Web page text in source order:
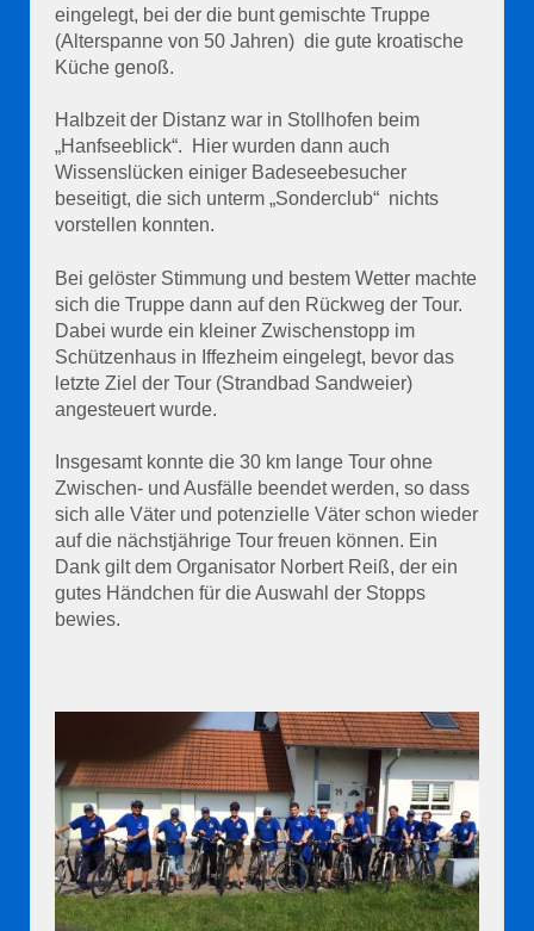
eingelegt, bei der die bunt gemischte Truppe
(Alterspanne von 50 Jahren) die gute kroatische
Küche genoß.
Halbzeit der Distanz war in Stollhofen beim
„Hanfseeblick“. Hier wurden dann auch
Wissenslücken einiger Badeseebesucher
beseitigt, die sich unterm „Sonderclub“ nichts
vorstellen konnten.
Bei gelöster Stimmung und bestem Wetter machte
sich die Truppe dann auf den Rückweg der Tour.
Dabei wurde ein kleiner Zwischenstopp im
Schützenhaus in Iffezheim eingelegt, bevor das
letzte Ziel der Tour (Strandbad Sandweier)
angesteuert wurde.
Insgesamt konnte die 30 km lange Tour ohne
Zwischen- und Ausfälle beendet werden, so dass
sich alle Väter und potenzielle Väter schon wieder
auf die nächstjährige Tour freuen können. Ein
Dank gilt dem Organisator Norbert Reiß, der ein
gutes Händchen für die Auswahl der Stopps
bewies.